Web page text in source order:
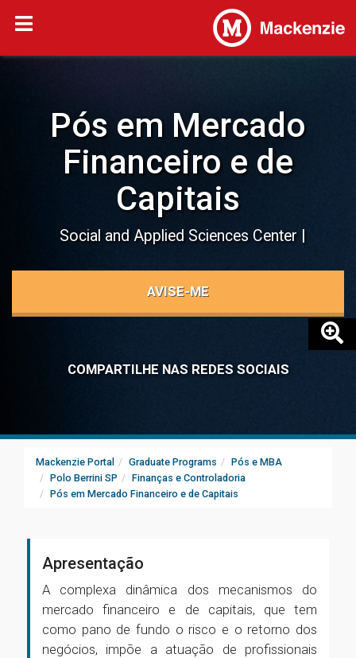
Pós em Mercado
Financeiro e de
Capitais
Social and Applied Sciences Center
AVISE-ME
COMPARTILHE NAS REDES SOCIAIS
Mackenzie Portal Graduate Programs
Pós e MBA
Polo Berrini SP
Finanças e Controladoria
Pós em Mercado Financeiro e de Capitais
Apresentação
A complexa dinâmica dos mecanismos do
mercado financeiro e de capitais, que tem
como pano de fundo o risco e o retorno dos
negócios, impõe a atuação de profissionais